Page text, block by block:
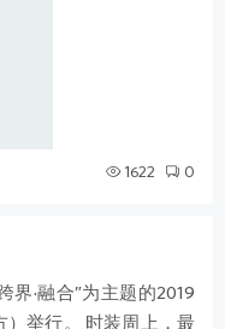
1622 0
界·融合”为主题的2019
举行。 时装周上，最